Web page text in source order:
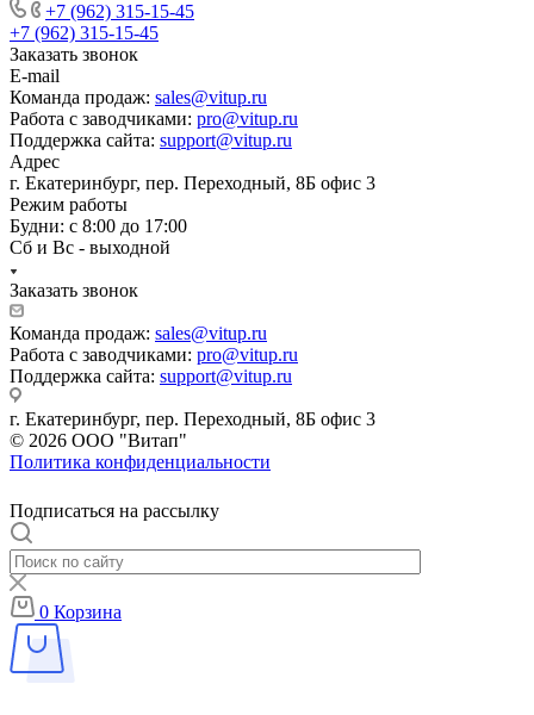
+7 (962) 315-15-45
+7 (962) 315-15-45
Заказать звонок
E-mail
Команда продаж: sales@vitup.ru
Работа с заводчиками: pro@vitup.ru
Поддержка сайта: support@vitup.ru
Адрес
г. Екатеринбург, пер. Переходный, 8Б офис 3
Режим работы
Будни: с 8:00 до 17:00
Сб и Вс - выходной
Заказать звонок
Команда продаж: sales@vitup.ru
Работа с заводчиками: pro@vitup.ru
Поддержка сайта: support@vitup.ru
г. Екатеринбург, пер. Переходный, 8Б офис 3
© 2026 ООО "Витап"
Политика конфиденциальности
Подписаться на рассылку
0 Корзина